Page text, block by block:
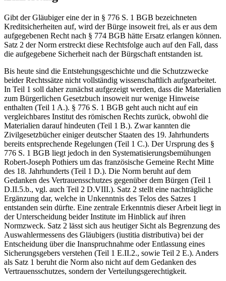
Gibt der Gläubiger eine der in § 776 S. 1 BGB bezeichneten
Kreditsicherheiten auf, wird der Bürge insoweit frei, als er aus dem
aufgegebenen Recht nach § 774 BGB hätte Ersatz erlangen können.
Satz 2 der Norm erstreckt diese Rechtsfolge auch auf den Fall, dass
die aufgegebene Sicherheit nach der Bürgschaft entstanden ist.
Bis heute sind die Entstehungsgeschichte und die Schutzzwecke
beider Rechtssätze nicht vollständig wissenschaftlich aufgearbeitet.
In Teil 1 soll daher zunächst aufgezeigt werden, dass die Materialien
zum Bürgerlichen Gesetzbuch insoweit nur wenige Hinweise
enthalten (Teil 1 A.). § 776 S. 1 BGB geht auch nicht auf ein
vergleichbares Institut des römischen Rechts zurück, obwohl die
Materialien darauf hindeuten (Teil 1 B.). Zwar kannten die
Zivilgesetzbücher einiger deutscher Staaten des 19. Jahrhunderts
bereits entsprechende Regelungen (Teil 1 C.). Der Ursprung des §
776 S. 1 BGB liegt jedoch in den Systematisierungsbemühungen
Robert-​Joseph Pothiers um das französische Gemeine Recht Mitte
des 18. Jahrhunderts (Teil 1 D.). Die Norm beruht auf dem
Gedanken des Vertrauensschutzes gegenüber dem Bürgen (Teil 1
D.II.5.b., vgl. auch Teil 2 D.VIII.). Satz 2 stellt eine nachträgliche
Ergänzung dar, welche in Unkenntnis des Telos des Satzes 1
entstanden sein dürfte. Eine zentrale Erkenntnis dieser Arbeit liegt in
der Unterscheidung beider Institute im Hinblick auf ihren
Normzweck. Satz 2 lässt sich aus heutiger Sicht als Begrenzung des
Auswahlermessens des Gläubigers (iustitia distributiva) bei der
Entscheidung über die Inanspruchnahme oder Entlassung eines
Sicherungsgebers verstehen (Teil 1 E.II.2., sowie Teil 2 E.). Anders
als Satz 1 beruht die Norm also nicht auf dem Gedanken des
Vertrauensschutzes, sondern der Verteilungsgerechtigkeit.